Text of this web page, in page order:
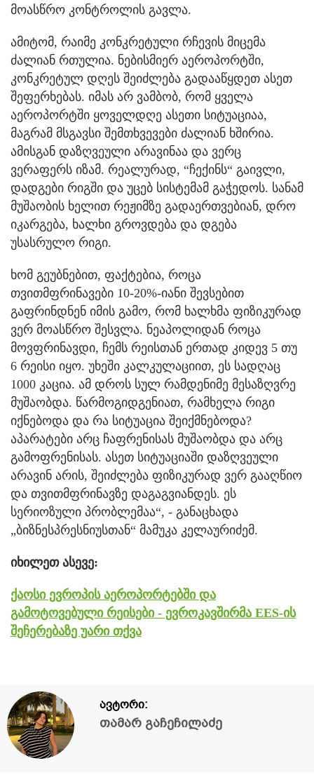
მოასწრო კონტროლის გავლა.
ამიტომ, რაიმე კონკრეტული რჩევის მიცემა
ძალიან რთულია. ნებისმიერ აეროპორტში,
კონკრეტულ დღეს შეიძლება გადააწყდეთ ასეთ
შეფერხებას. იმას არ ვამბობ, რომ ყველა
აეროპორტში ყოველდღე ასეთი სიტუაციაა,
მაგრამ მსგავსი შემთხვევები ძალიან ხშირია.
ამისგან დაზღვეული არავინაა და ვერც
ვერაფერს იზამ. რეალურად, “ჩექინს“ გაივლი,
დადგები რიგში და უცებ სისტემამ გაჭედოს. სანამ
მუშაობის ხელით რეჟიმზე გადაერთვებიან, დრო
იკარგება, ხალხი გროვდება და დგება
უსასრულო რიგი.
ხომ გეუბნებით, ფაქტებია, როცა
თვითმფრინავები 10-20%-იანი შევსებით
გაფრინდნენ იმის გამო, რომ ხალხმა ფიზიკურად
ვერ მოასწრო შესვლა. ნეაპოლიდან როცა
მოვფრინავდი, ჩემს რეისთან ერთად კიდევ 5 თუ
6 რეისი იყო. უხეში კალკულაციით, ეს სადღაც
1000 კაცია. ამ დროს სულ რამდენიმე მესაზღვრე
მუშაობდა. წარმოგიდგენიათ, რამხელა რიგი
იქნებოდა და რა სიტუაცია შეიქმნებოდა?
აპარატები არც ჩაფრენისას მუშაობდა და არც
გამოფრენისას. ასეთ სიტუაციაში დაზღვეული
არავინ არის, შეიძლება ფიზიკურად ვერ გააღწიო
და თვითმფრინავზე დაგაგვიანდეს. ეს
სერიოზული პრობლემაა“, - განაცხადა
„ბიზნესპრესნიუსთან“ მამუკა კელაურიძემ.
იხილეთ ასევე:
ქაოსი ევროპის აეროპორტებში და
გამოტოვებული რეისები - ევროკავშირმა EES-ის
შეჩერებაზე უარი თქვა
ავტორი:
თამარ გაჩეჩილაძე